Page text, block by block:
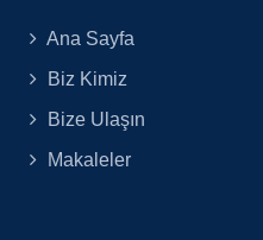
Ana Sayfa
Biz Kimiz
Bize Ulaşın
Makaleler